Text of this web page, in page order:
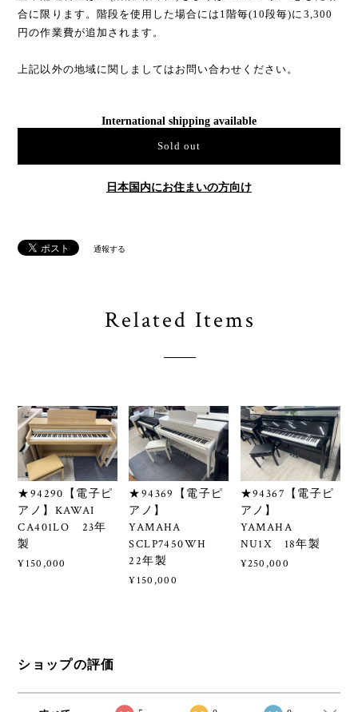
合に限ります。階段を使用した場合には1階毎(10段毎)に3,300
円の作業費が追加されます。
上記以外の地域に関しましてはお問い合わせください。
International shipping available
Sold out
日本国内にお住まいの方向け
通報する
Related Items
★94290【電子ピ
アノ】KAWAI
CA401LO 23年
製
¥150,000
★94369【電子ピ
アノ】
YAMAHA
SCLP7450WH
22年製
¥150,000
★94367【電子ピ
アノ】
YAMAHA
NU1X 18年製
¥250,000
ショップの評価